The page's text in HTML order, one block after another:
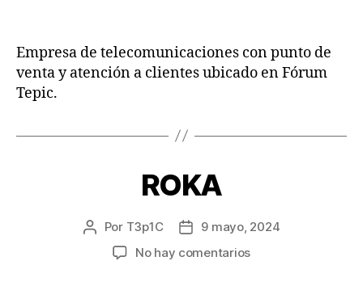
Empresa de telecomunicaciones con punto de
venta y atención a clientes ubicado en Fórum
Tepic.
ROKA
Por T3p1C
9 mayo, 2024
No hay comentarios